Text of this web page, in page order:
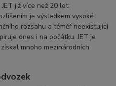
již více než 20 let:
je výsledkem vysoké
rozsahu a téměř neexistující
dnes i na počátku. JET je
mnoho mezinárodních